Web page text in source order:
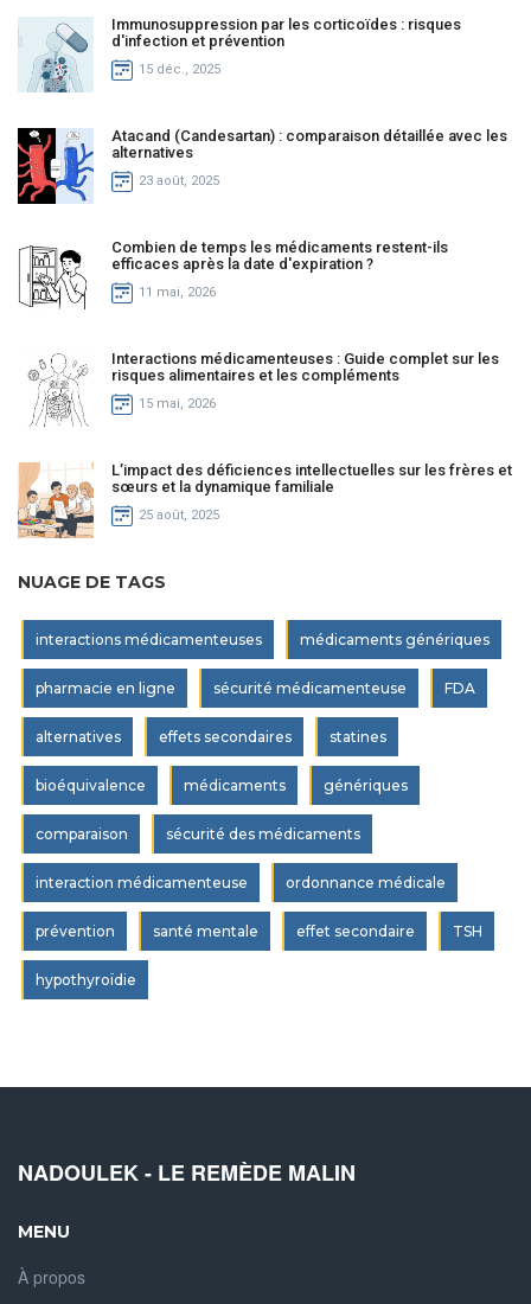
Immunosuppression par les corticoïdes : risques
d'infection et prévention
15 déc., 2025
Atacand (Candesartan) : comparaison détaillée avec les
alternatives
23 août, 2025
Combien de temps les médicaments restent-ils
efficaces après la date d'expiration ?
11 mai, 2026
Interactions médicamenteuses : Guide complet sur les
risques alimentaires et les compléments
15 mai, 2026
L’impact des déficiences intellectuelles sur les frères et
sœurs et la dynamique familiale
25 août, 2025
NUAGE DE TAGS
interactions médicamenteuses médicaments génériques
pharmacie en ligne sécurité médicamenteuse FDA
alternatives effets secondaires statines
bioéquivalence médicaments génériques
comparaison sécurité des médicaments
interaction médicamenteuse ordonnance médicale
prévention santé mentale effet secondaire TSH
hypothyroïdie
NADOULEK - LE REMÈDE MALIN
MENU
À propos